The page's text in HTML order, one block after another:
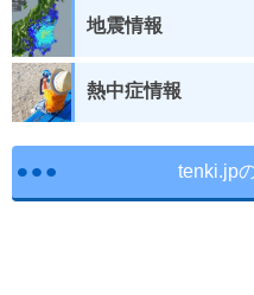
地震情報
熱中症情報
tenki.jp